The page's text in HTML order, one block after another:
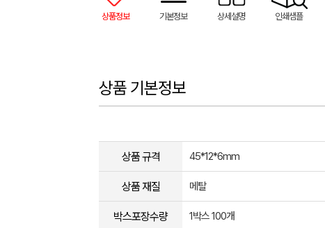
상품정보 기본정보 상세설명 인쇄샘플
상품 기본정보
상품 규격 45*12*6mm
상품 재질 메탈
박스포장수량 1박스 100개